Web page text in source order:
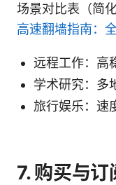
场景对比表（简
高速翻墙指南：
远程工作：高
学术研究：多
旅行娱乐：速
7. 购买与